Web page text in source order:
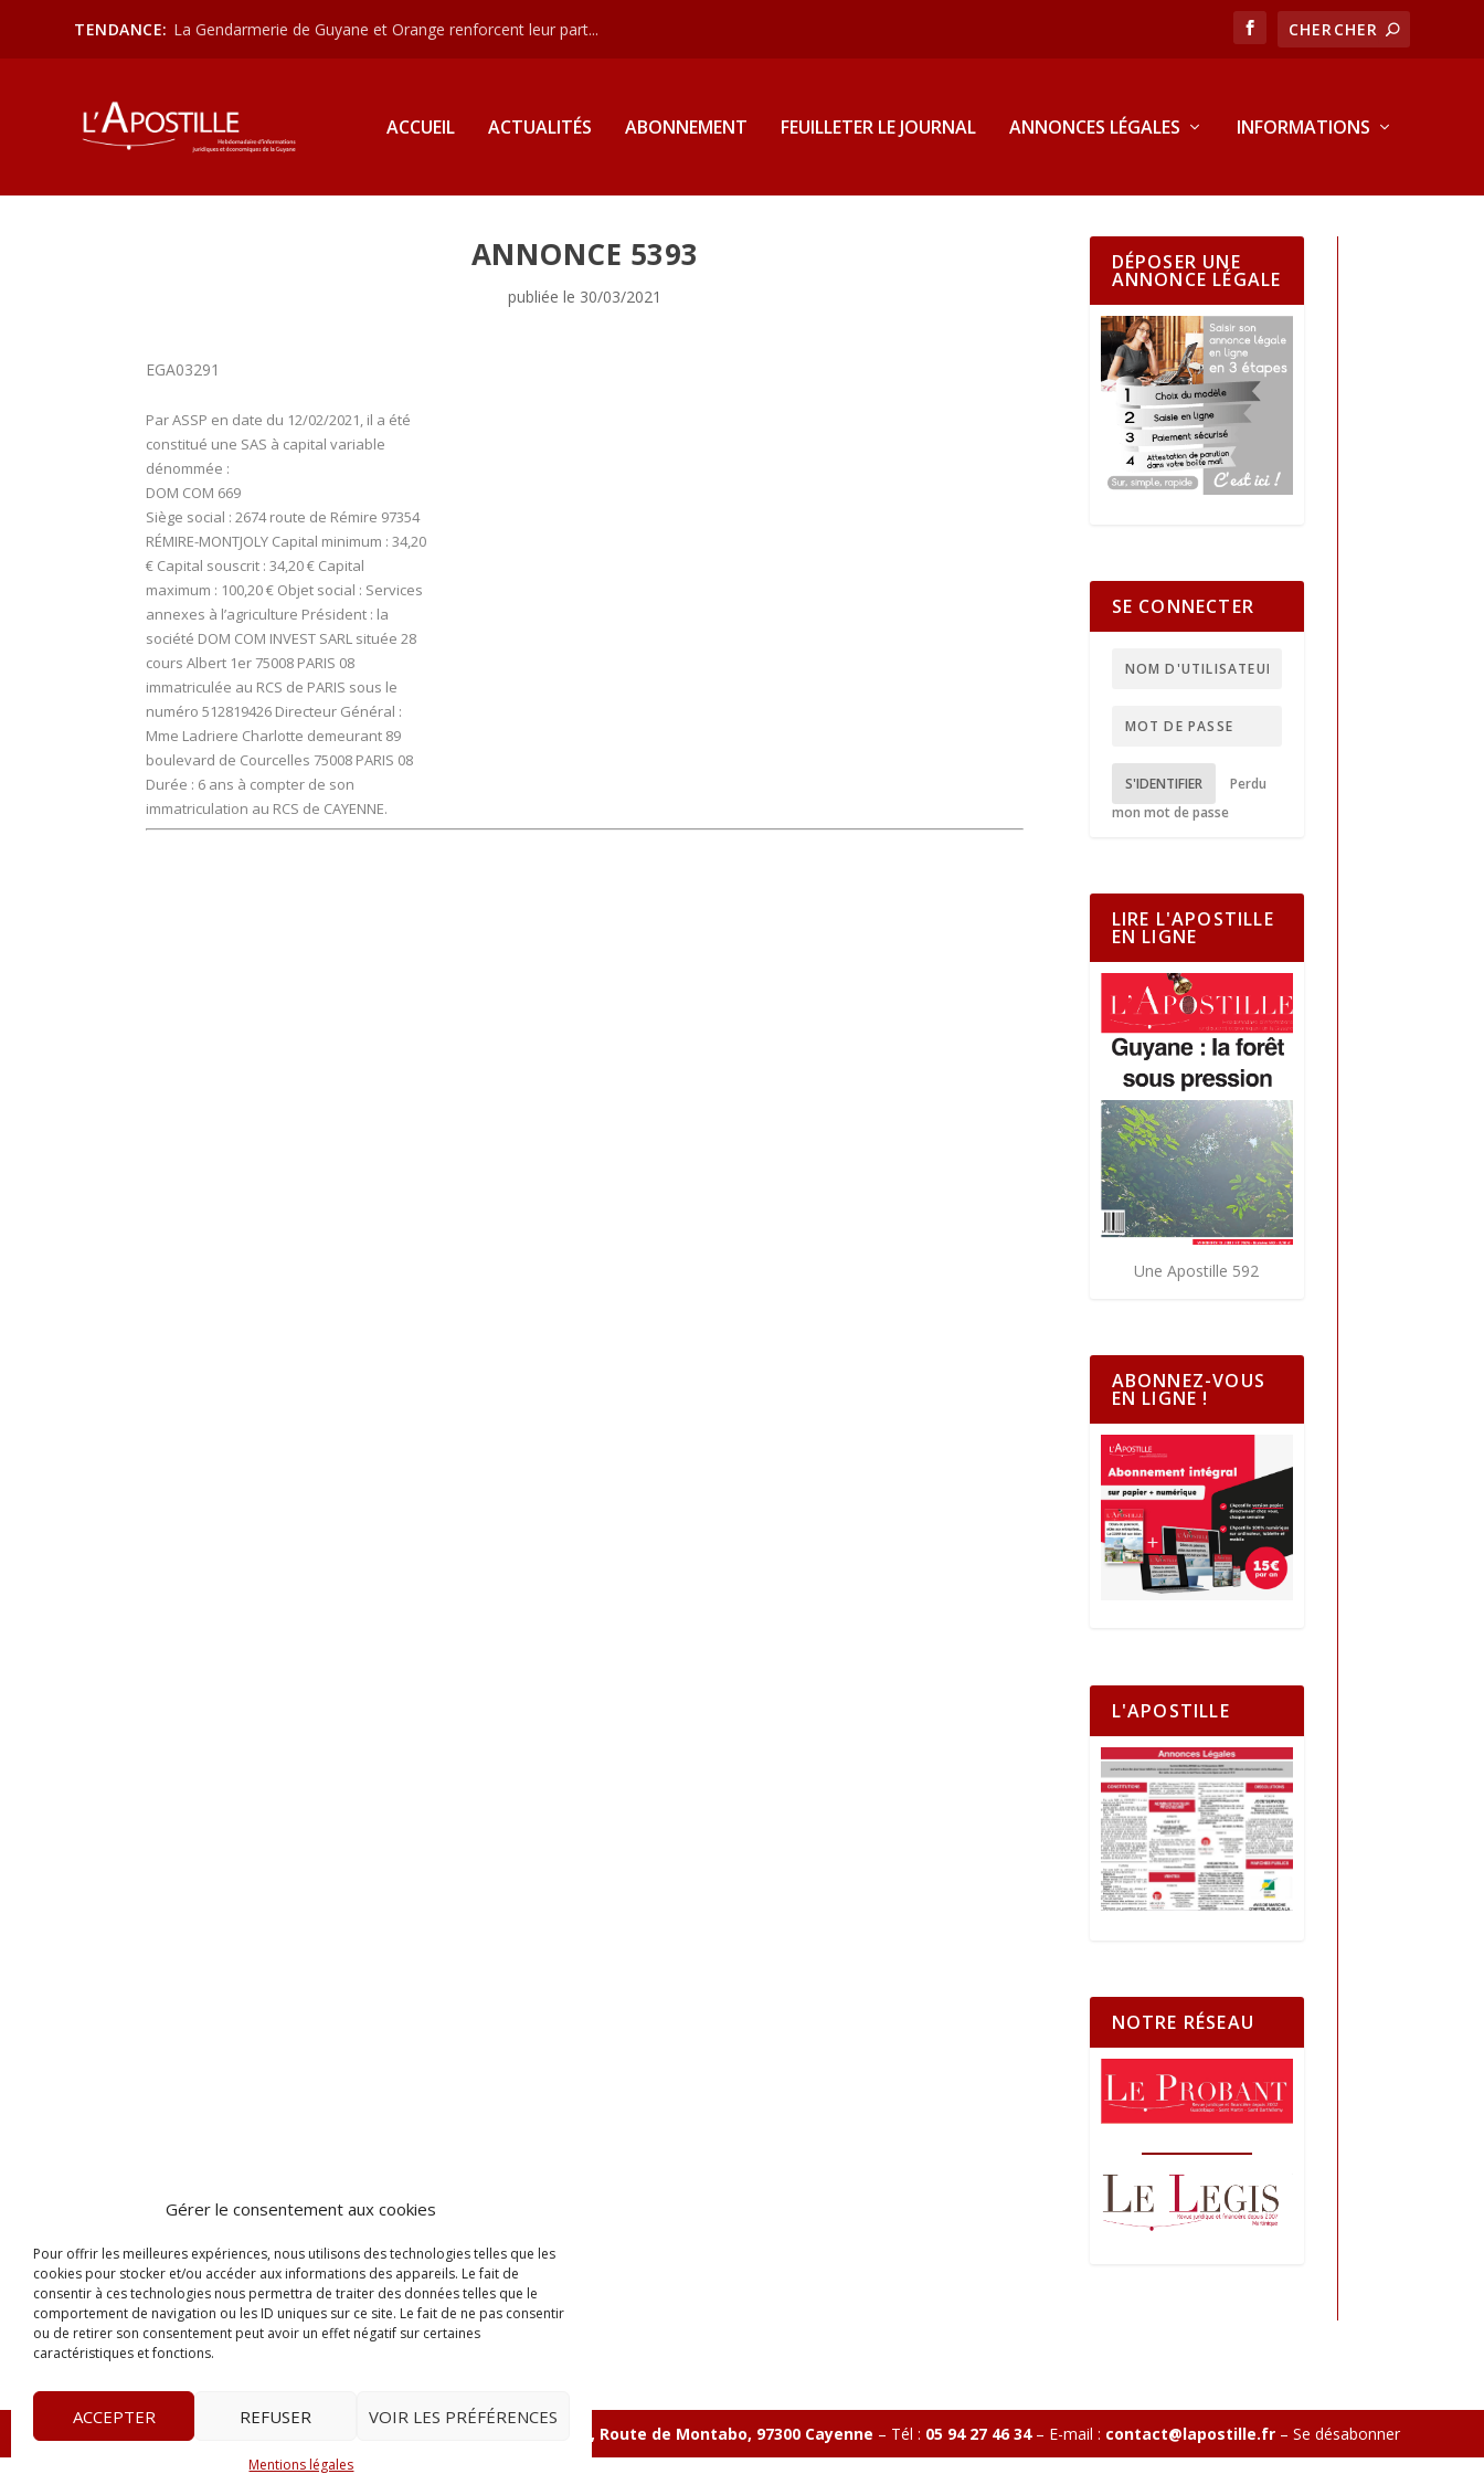
Gérer le consentement aux cookies
Pour offrir les meilleures expériences, nous utilisons des technologies telles que les
cookies pour stocker et/ou accéder aux informations des appareils. Le fait de
consentir à ces technologies nous permettra de traiter des données telles que le
comportement de navigation ou les ID uniques sur ce site. Le fait de ne pas consentir
ou de retirer son consentement peut avoir un effet négatif sur certaines
caractéristiques et fonctions.
ACCEPTER REFUSER VOIR LES PRÉFÉRENCES
Mentions légales
TENDANCE: La Gendarmerie de Guyane et Orange renforcent leur part...
ACCUEIL ACTUALITÉS ABONNEMENT FEUILLETER LE JOURNAL ANNONCES LÉGALES INFORMATIONS
ANNONCE 5393
publiée le 30/03/2021
EGA03291
Par ASSP en date du 12/02/2021, il a été
constitué une SAS à capital variable
dénommée :
DOM COM 669
Siège social : 2674 route de Rémire 97354
RÉMIRE-MONTJOLY Capital minimum : 34,20
€ Capital souscrit : 34,20 € Capital
maximum : 100,20 € Objet social : Services
annexes à l’agriculture Président : la
société DOM COM INVEST SARL située 28
cours Albert 1er 75008 PARIS 08
immatriculée au RCS de PARIS sous le
numéro 512819426 Directeur Général :
Mme Ladriere Charlotte demeurant 89
boulevard de Courcelles 75008 PARIS 08
Durée : 6 ans à compter de son
immatriculation au RCS de CAYENNE.
DÉPOSER UNE
ANNONCE LÉGALE
SE CONNECTER
S'IDENTIFIER
Perdu
mon mot de passe
LIRE L'APOSTILLE
EN LIGNE
Une Apostille 592
ABONNEZ-VOUS
EN LIGNE !
L'APOSTILLE
NOTRE RÉSEAU
L’apostille 1 Avenue Gustave Charlery, Route de Montabo, 97300 Cayenne – Tél : 05 94 27 46 34– E-mail : contact@lapostille.fr– Se désabonner